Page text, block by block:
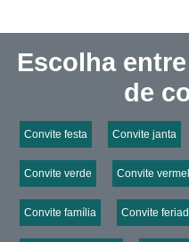
Escolha
de
Convite festa Convite janta
Convite verde Convite
Convite família Convite